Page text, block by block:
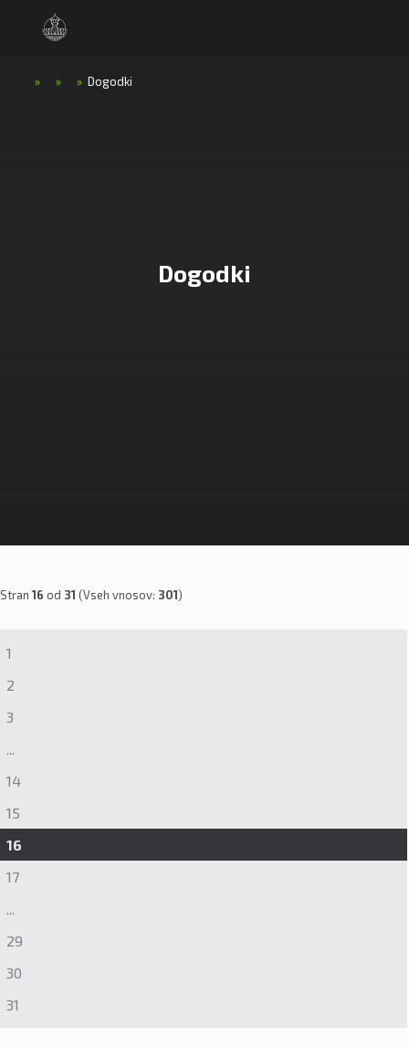
» » » Dogodki
Dogodki
Stran16 od 31 (Vseh vnosov: 301)
1
2
3
...
14
15
16
17
...
29
30
31